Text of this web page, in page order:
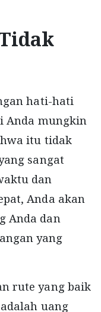
hati-hati
Anda mungkin
itu tidak
sangat
dan
Anda akan
Anda dan
yang
rute yang baik
uang